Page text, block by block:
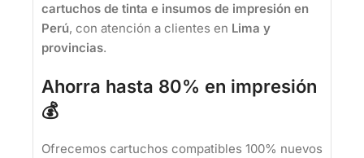
cartuchos de tinta e insumos de impresión en
Perú, con atención a clientes en Lima y
provincias.
Ahorra hasta 80% en impresión
💰
Ofrecemos cartuchos compatibles 100% nuevos